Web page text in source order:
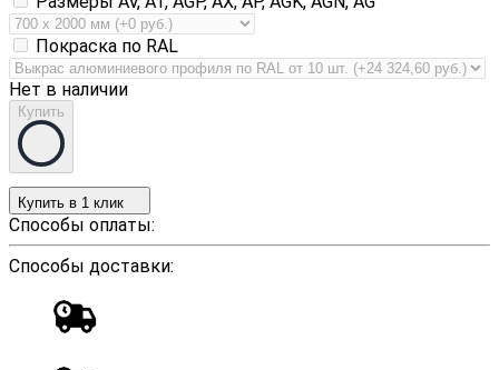
Покраска по RAL
Нет в наличии
Купить
Купить в 1 клик
Способы оплаты:
Способы доставки: